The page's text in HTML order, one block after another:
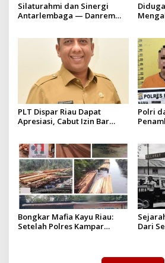
Silaturahmi dan Sinergi
Antarlembaga — Danrem
yang
PLT Dispar Riau Dapat
Apresiasi, Cabut Izin Bar
Polri
Bongkar Mafia Kayu Riau:
Setelah Polres Kampar
Hapus Berita Kian Menguat
Dari